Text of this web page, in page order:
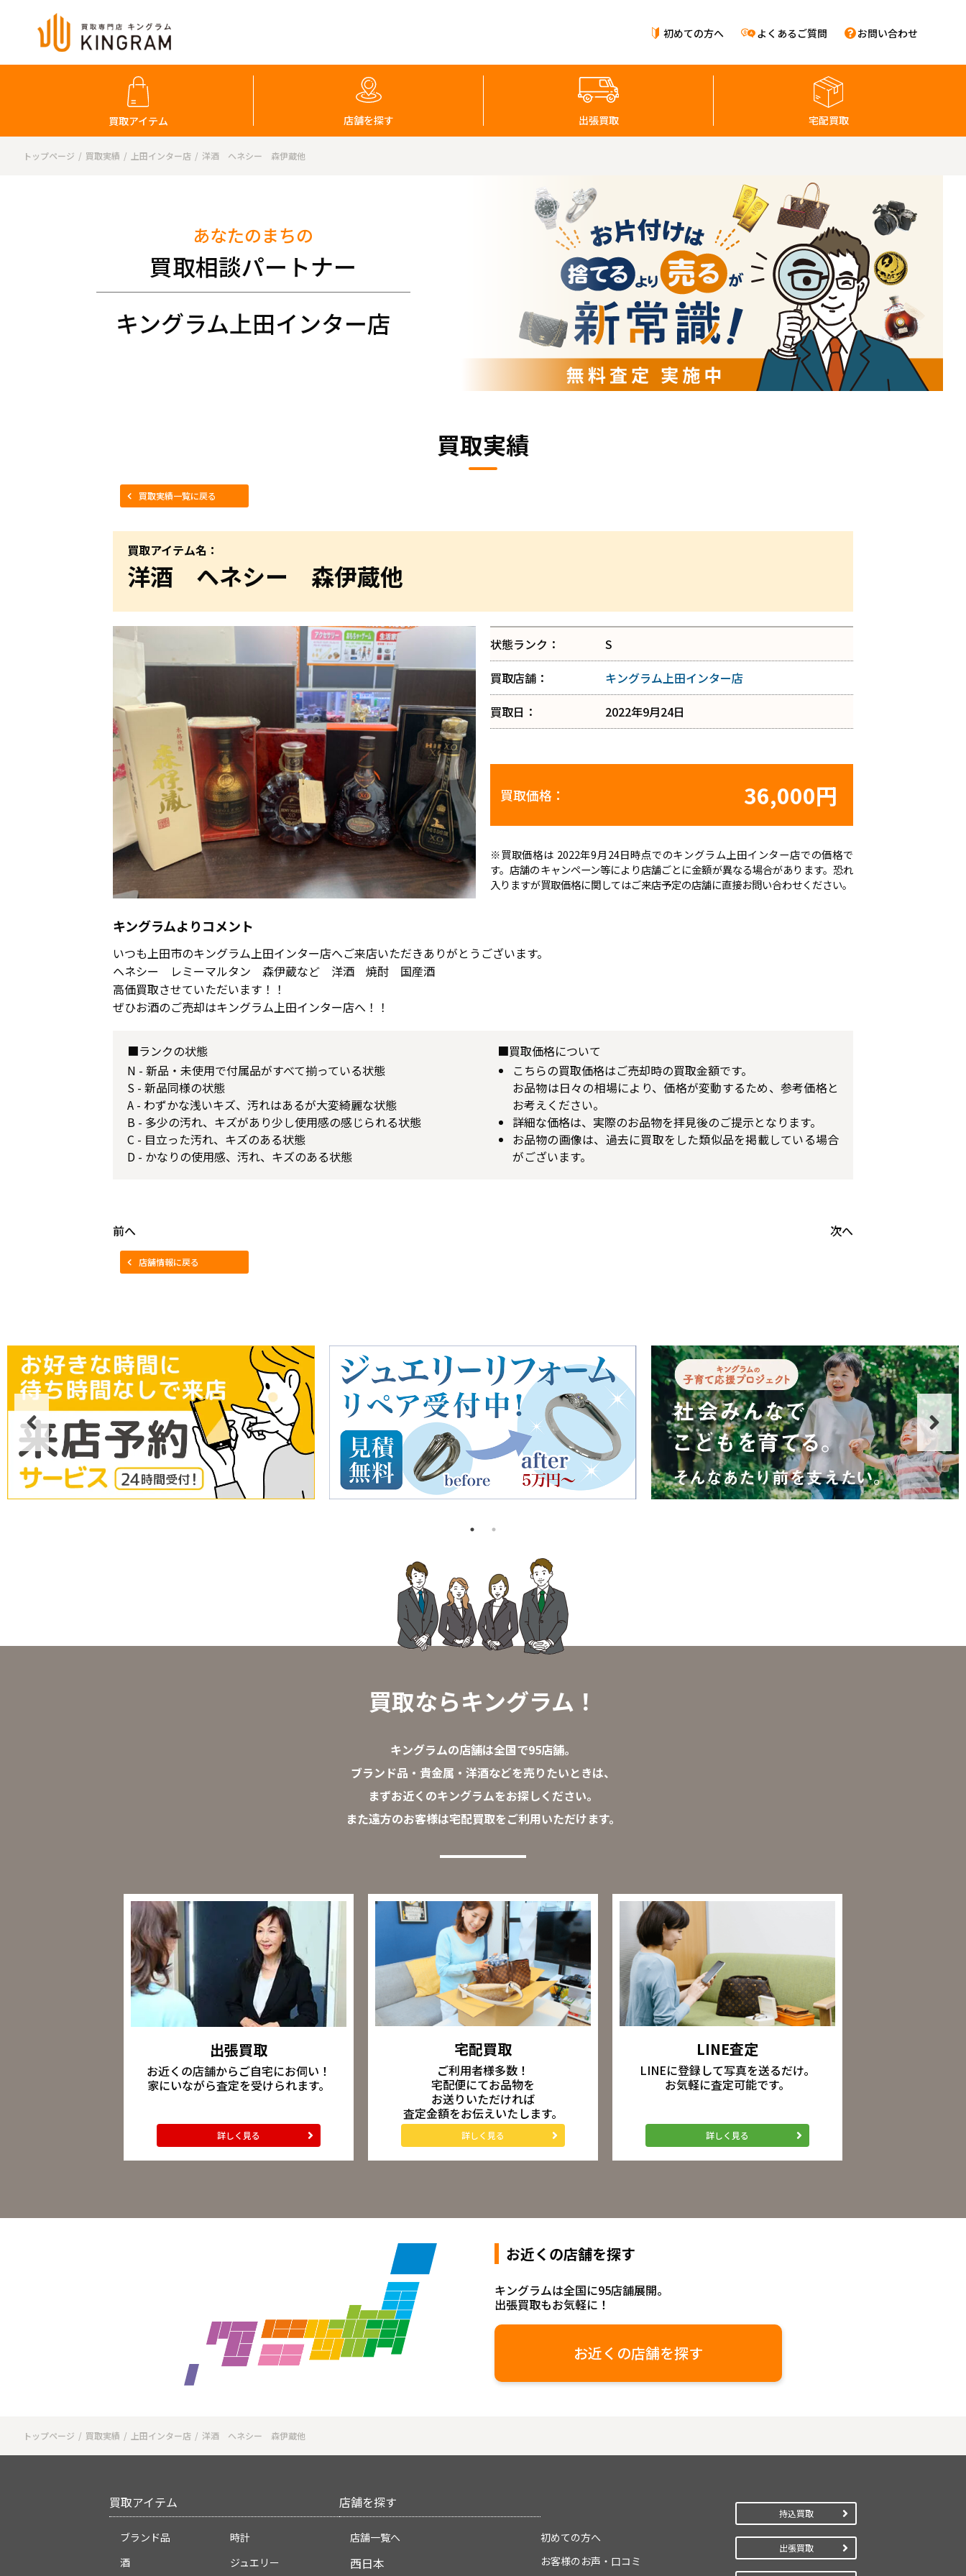
初めての方へ よくあるご質問 お問い合わせ
買取アイテム 店舗を探す 出張買取 宅配買取
トップページ 買取実績 上田インター店 洋酒 ヘネシー 森伊蔵他
キングラム上田インター店
あなたのまちの
買取相談パートナー
買取実績
買取実績一覧に戻る
買取アイテム名：
洋酒 ヘネシー 森伊蔵他
状態ランク：
S
買取店舗：
キングラム上田インター店
買取日：
2022年9月24日
買取価格： 36,000円
※買取価格は 2022年9月24日時点でのキングラム上田インター店での価格で
す。店舗のキャンペーン等により店舗ごとに金額が異なる場合があります。恐れ
入りますが買取価格に関してはご来店予定の店舗に直接お問い合わせください。
キングラムよりコメント
いつも上田市のキングラム上田インター店へご来店いただきありがとうございます。
ヘネシー レミーマルタン 森伊蔵など 洋酒 焼酎 国産酒
高価買取させていただいます！！
ぜひお酒のご売却はキングラム上田インター店へ！！
■ランクの状態
N - 新品・未使用で付属品がすべて揃っている状態
S - 新品同様の状態
A - わずかな浅いキズ、汚れはあるが大変綺麗な状態
B - 多少の汚れ、キズがあり少し使用感の感じられる状態
C - 目立った汚れ、キズのある状態
D - かなりの使用感、汚れ、キズのある状態
■買取価格について
こちらの買取価格はご売却時の買取金額です。
お品物は日々の相場により、価格が変動するため、参考価格と
お考えください。
詳細な価格は、実際のお品物を拝見後のご提示となります。
お品物の画像は、過去に買取をした類似品を掲載している場合
がございます。
前へ 次へ
店舗情報に戻る
買取ならキングラム！
キングラムの店舗は全国で95店舗。
ブランド品・貴金属・洋酒などを売りたいときは、
まずお近くのキングラムをお探しください。
また遠方のお客様は宅配買取をご利用いただけます。
出張買取
お近くの店舗からご自宅にお伺い！
家にいながら査定を受けられます。
詳しく見る
宅配買取
ご利用者様多数！
宅配便にてお品物を
お送りいただければ
査定金額をお伝えいたします。
詳しく見る
LINE査定
LINEに登録して写真を送るだけ。
お気軽に査定可能です。
詳しく見る
お近くの店舗を探す
キングラムは全国に95店舗展開。
出張買取もお気軽に！
お近くの店舗を探す
トップページ 買取実績 上田インター店 洋酒 ヘネシー 森伊蔵他
買取アイテム
ブランド品
時計
酒
ジュエリー
店舗を探す
店舗一覧へ
西日本
初めての方へ
お客様のお声・口コミ
持込買取
出張買取